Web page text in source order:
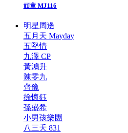
頑童 MJ116
明星周邊
五月天 Mayday
五堅情
九澤 CP
黃鴻升
陳零九
齊豫
徐懷鈺
孫盛希
小男孩樂團
八三夭 831